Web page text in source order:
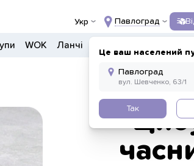
Укр Павлоград
Це ваш населений
Так
WOK Ланчі